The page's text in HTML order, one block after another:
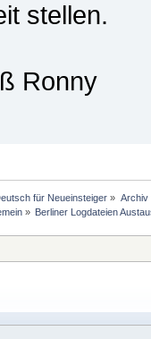
stellen.
Ronny
für Neueinsteiger » Archiv
» Berliner Logdateien